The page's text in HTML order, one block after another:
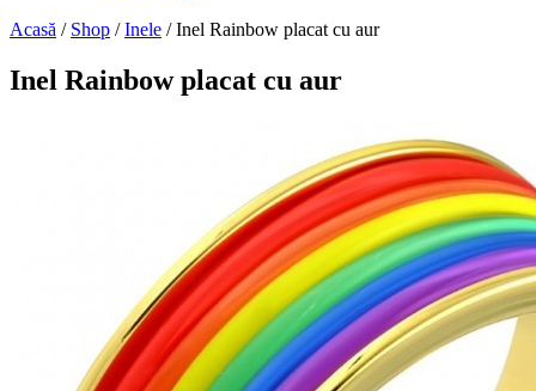
Acasă / Shop /Inele / Inel Rainbow placat cu aur
Inel Rainbow placat cu aur